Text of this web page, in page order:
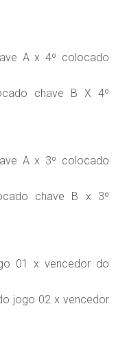
A x 4º colocado
chave B X 4º
A x 3º colocado
chave B x 3º
01 x vencedor do
jogo 02 x vencedor